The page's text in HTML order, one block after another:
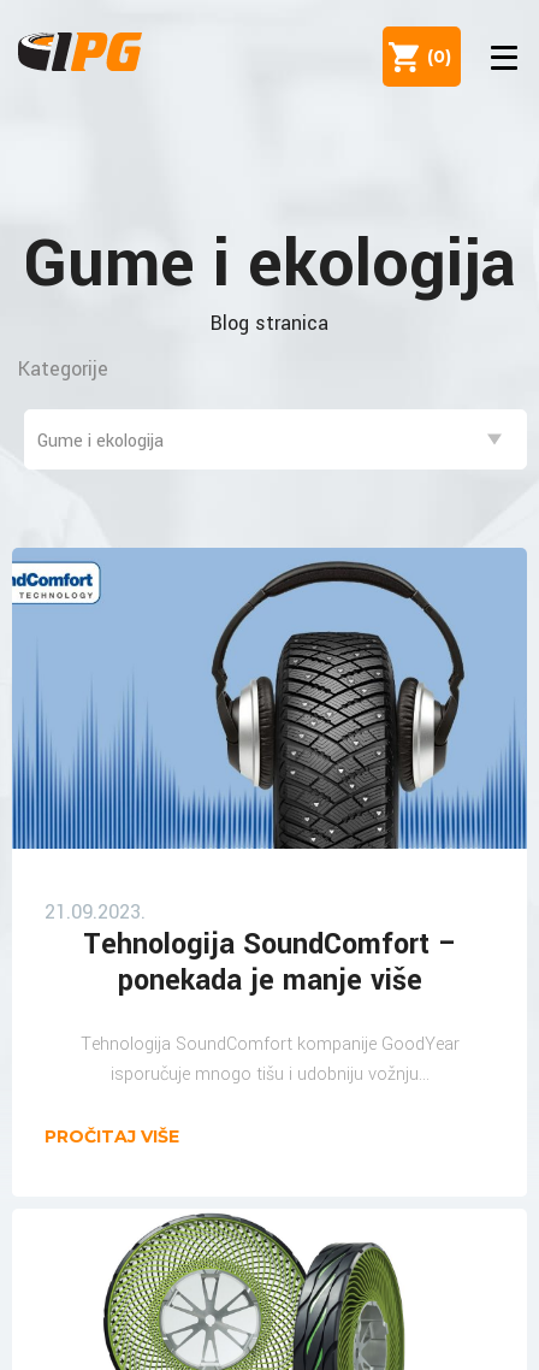
(0)
Gume i ekologija
Blog stranica
Kategorije
21.09.2023.
Tehnologija SoundComfort –
ponekada je manje više
Tehnologija SoundComfort kompanije GoodYear
isporučuje mnogo tišu i udobniju vožnju...
PROČITAJ VIŠE